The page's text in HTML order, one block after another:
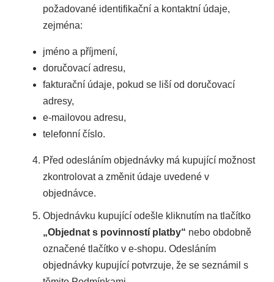
požadované identifikační a kontaktní údaje,
zejména:
jméno a příjmení,
doručovací adresu,
fakturační údaje, pokud se liší od doručovací
adresy,
e-mailovou adresu,
telefonní číslo.
Před odesláním objednávky má kupující možnost
zkontrolovat a změnit údaje uvedené v
objednávce.
Objednávku kupující odešle kliknutím na tlačítko
„Objednat s povinností platby“ nebo obdobně
označené tlačítko v e-shopu. Odesláním
objednávky kupující potvrzuje, že se seznámil s